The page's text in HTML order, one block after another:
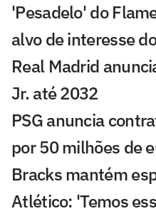
'Pesadelo' do
alvo de interesse
Real Madrid
Jr. até 2032
PSG anuncia
por 50 milhões de
Bracks mantém
Atlético: 'Temos